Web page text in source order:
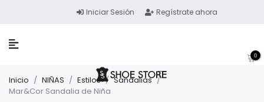
Iniciar Sesión Regístrate ahora
0
Inicio / NIÑAS / Estilos / Sandalias /
Mar&Cor Sandalia de Niña